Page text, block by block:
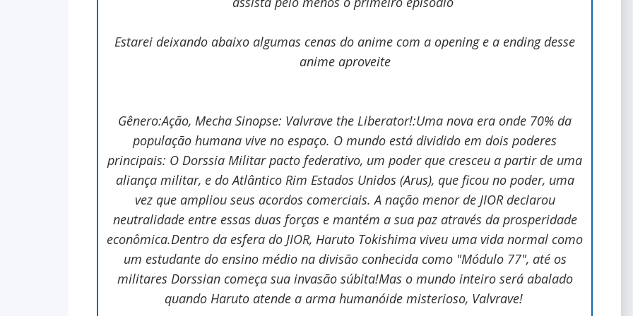
Estarei deixando abaixo algumas cenas do anime com a opening e a ending desse
anime aproveite
Gênero:Ação, Mecha Sinopse: Valvrave the Liberator!:Uma nova era onde 70% da
população humana vive no espaço. O mundo está dividido em dois poderes
principais: O Dorssia Militar pacto federativo, um poder que cresceu a partir de uma
aliança militar, e do Atlântico Rim Estados Unidos (Arus), que ficou no poder, uma
vez que ampliou seus acordos comerciais. A nação menor de JIOR declarou
neutralidade entre essas duas forças e mantém a sua paz através da prosperidade
econômica.Dentro da esfera do JIOR, Haruto Tokishima viveu uma vida normal como
um estudante do ensino médio na divisão conhecida como "Módulo 77", até os
militares Dorssian começa sua invasão súbita!Mas o mundo inteiro será abalado
quando Haruto atende a arma humanóide misterioso, Valvrave!